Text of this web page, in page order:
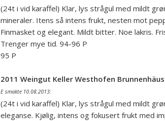
(24t i vid karaffel) Klar, lys strågul med mildt
mineraler. Itens så intens frukt, nesten mot
Finmasket og elegant. Mildt bitter. Noe lakris.
Trenger mye tid. 94-96 P
95 P
2011 Weingut Keller Westhofen
E smakte 10.08.2013:
(24t i vid karaffel) Klar, lys strågul med mildt
eleganse. Kjølig, intens og fokusert frukt med